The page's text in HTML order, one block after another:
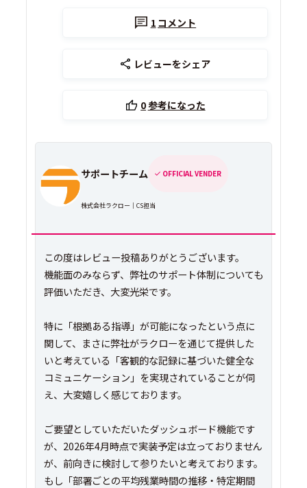
1 コメント
レビューをシェア
0参考になった
サポートチーム OFFICIAL VENDER
株式会社ラクロー｜CS担当
この度はレビュー投稿ありがとうございます。
機能面のみならず、弊社のサポート体制についても
評価いただき、大変光栄です。
特に「根拠ある指導」が可能になったという点に
関して、まさに弊社がラクローを通じて提供した
いと考えている「客観的な記録に基づいた健全な
コミュニケーション」を実現されていることが伺
え、大変嬉しく感じております。
ご要望としていただいたダッシュボード機能です
が、2026年4月時点で実装予定は立っておりません
が、前向きに検討して参りたいと考えております。
もし「部署ごとの平均残業時間の推移・特定期間